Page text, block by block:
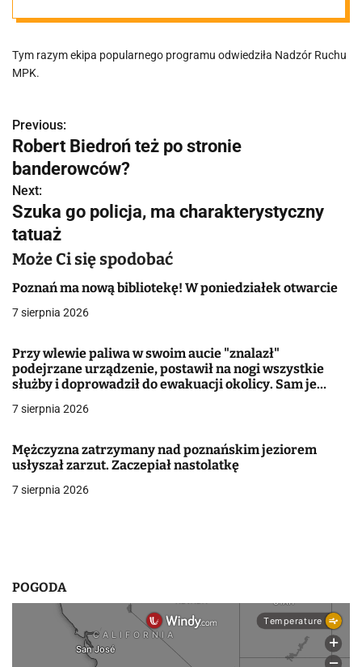
Efekty jesienią
w telewizji!
Tym razym ekipa popularnego programu odwiedziła Nadzór Ruchu
MPK.
N
a
w
i
g
a
c
j
a
w
i
s
Previous:
Robert Biedroń też po stronie
banderowców?
Next:
Szuka go policja, ma charakterystyczny
tatuaż
Może Ci się spodobać
Poznań ma nową bibliotekę! W poniedziałek otwarcie
7 sierpnia 2026
Przy wlewie paliwa w swoim aucie "znalazł"
podejrzane urządzenie, postawił na nogi wszystkie
służby i doprowadził do ewakuacji okolicy. Sam je
7 sierpnia 2026
Mężczyzna zatrzymany nad poznańskim jeziorem
usłyszał zarzut. Zaczepiał nastolatkę
7 sierpnia 2026
POGODA